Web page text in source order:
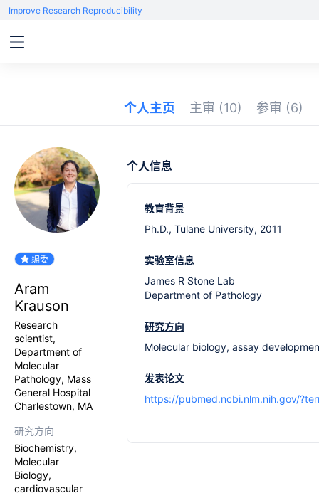
Improve Research Reproducibility
个人主页 主审 (10) 参审 (6)
编委
Aram
Krauson
Research
scientist,
Department of
Molecular
Pathology, Mass
General Hospital
Charlestown, MA
研究方向
Biochemistry,
Molecular
Biology,
cardiovascular
个人信息
教育背景
Ph.D., Tulane University, 2011
实验室信息
James R Stone Lab
Department of Pathology
研究方向
Molecular biology, assay
发表论文
https://pubmed.ncbi.nlm.nih.gov/